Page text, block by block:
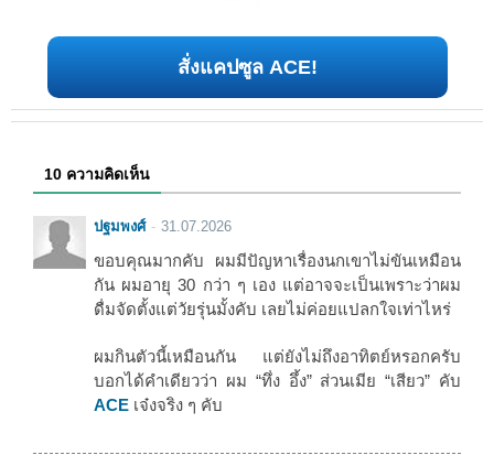
สั่งแคปซูล ACE!
10 ความคิดเห็น
ปฐมพงศ์ 31.07.2026
ขอบคุณมากคับ ผมมีปัญหาเรื่องนกเขาไม่ขันเหมือน
กัน ผมอายุ 30 กว่า ๆ เอง แต่อาจจะเป็นเพราะว่าผม
ดื่มจัดตั้งแต่วัยรุ่นมั้งคับ เลยไม่ค่อยแปลกใจเท่าไหร่
ผมกินตัวนี้เหมือนกัน แต่ยังไม่ถึงอาทิตย์หรอกครับ
บอกได้คำเดียวว่า ผม “ทึ่ง อึ้ง” ส่วนเมีย “เสียว” คับ
ACE เจ๋งจริง ๆ คับ